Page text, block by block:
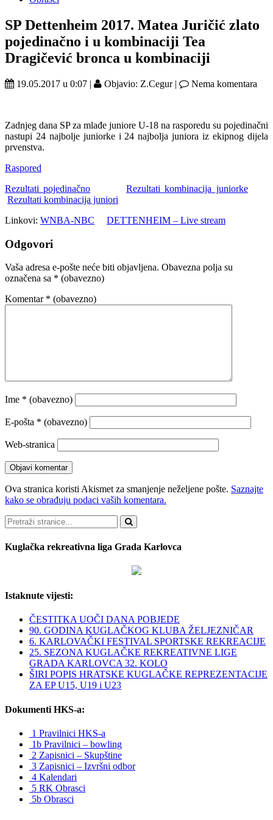
SP Dettenheim 2017. Matea Juričić zlato
pojedinačno i u kombinaciji Tea
Dragičević bronca u kombinaciji
19.05.2017 u 0:07 | Objavio: Z.Cegur | Nema komentara
Zadnjeg dana SP za mlađe juniore U-18 na rasporedu su pojedinačni
nastupi 24 najbolje juniorke i 24 najbolja juniora iz ekipnog dijela
prvenstva.
Raspored
Rezultati pojedinačno
Rezultati kombinacija juniorke
Rezultati kombinacija juniori
Linkovi: WNBA-NBC DETTENHEIM – Live stream
Odgovori
Vaša adresa e-pošte neće biti objavljena. Obavezna polja su
označena sa * (obavezno)
Komentar * (obavezno)
Ime * (obavezno)
E-pošta * (obavezno)
Web-stranica
Ova stranica koristi Akismet za smanjenje neželjene pošte. Saznajte
kako se obrađuju podaci vaših komentara.
Pretraži
Kuglačka rekreativna liga Grada Karlovca
Istaknute vijesti:
ČESTITKA UOČI DANA POBJEDE
90. GODINA KUGLAČKOG KLUBA ŽELJEZNIČAR
6. KARLOVAČKI FESTIVAL SPORTSKE REKREACIJE
25. SEZONA KUGLAČKE REKREATIVNE LIGE
GRADA KARLOVCA 32. KOLO
ŠIRI POPIS HRATSKE KUGLAČKE REPREZENTACIJE
ZA EP U15, U19 i U23
Dokumenti HKS-a:
1 Pravilnici HKS-a
1b Pravilnici – bowling
2 Zapisnici – Skupštine
3 Zapisnici – Izvršni odbor
4 Kalendari
5 RK Obrasci
5b Obrasci